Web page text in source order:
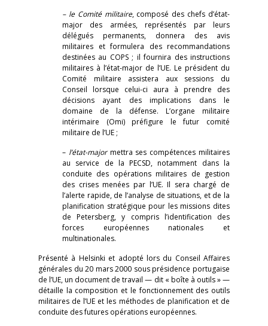
– le Comité militaire, composé des chefs d’état-
major des armées, représentés par leurs
délégués permanents, donnera des avis
militaires et formulera des recommandations
destinées au COPS ; il fournira des instructions
militaires à l’état-major de l’UE. Le président du
Comité militaire assistera aux sessions du
Conseil lorsque celui-ci aura à prendre des
décisions ayant des implications dans le
domaine de la défense. L’organe militaire
intérimaire (Omi) préfigure le futur comité
militaire de l’UE ;
– l’état-majormettra ses compétences militaires
au service de la PECSD, notamment dans la
conduite des opérations militaires de gestion
des crises menées par l’UE. Il sera chargé de
l’alerte rapide, de l’analyse de situations, et de la
planification stratégique pour les missions dites
de Petersberg, y compris l’identification des
forces européennes nationales et
multinationales.
Présenté à Helsinki et adopté lors du Conseil Affaires
générales du 20 mars 2000 sous présidence portugaise
de l’UE, un document de travail — dit « boîte à outils » —
détaille la composition et le fonctionnement des outils
militaires de l’UE et les méthodes de planification et de
conduite des futures opérations européennes.